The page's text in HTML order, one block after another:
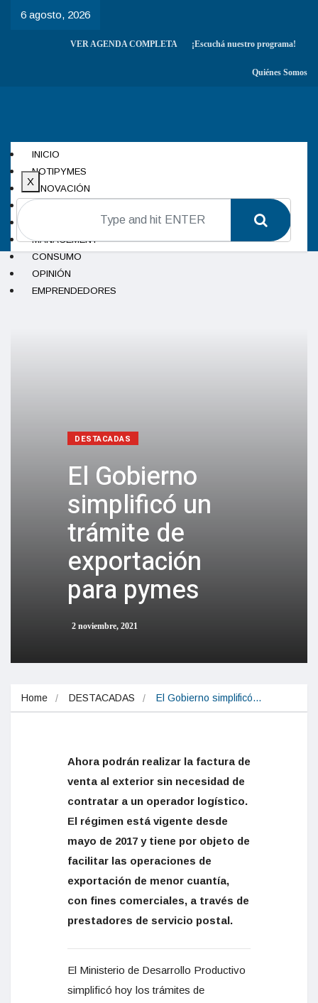
6 agosto, 2026
VER AGENDA COMPLETA ¡Escuchá nuestro programa!
Quiénes Somos
INICIO
NOTIPYMES
INNOVACIÓN
MANAGEMENT
CONSUMO
OPINIÓN
EMPRENDEDORES
X
DESTACADAS
El Gobierno
simplificó un
trámite de
exportación
para pymes
2 noviembre, 2021
Home DESTACADAS El Gobierno simplificó…
Ahora podrán realizar la factura de
venta al exterior sin necesidad de
contratar a un operador logístico.
El régimen está vigente desde
mayo de 2017 y tiene por objeto de
facilitar las operaciones de
exportación de menor cuantía,
con fines comerciales, a través de
prestadores de servicio postal.
El Ministerio de Desarrollo Productivo
simplificó hoy los trámites de